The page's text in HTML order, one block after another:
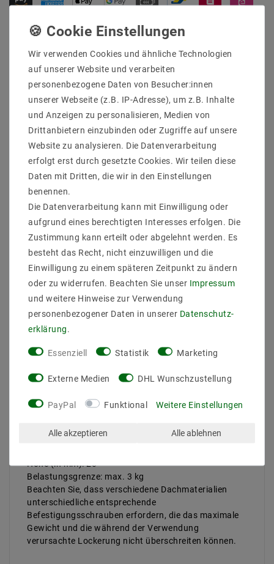
Sicher
Schnelle
Kostenlose
0203-928-789-63
Beschreibung
Weitere Infos
Weitere Details
Informationen zur Produktsicherheit
EAN: 4059267021408
Modell: EC857
Ausführung: Kabelzubehör Distanzabhänger für
Pendelleuchten
Form: rund
Material: Kunststoff
Länge (in mm): 25
Höhe (in mm): 20
Belastungsgrenze: max. 3 kg
Beachten Sie, dass verschiedene Dachmaterialien
unterschiedliche entsprechende
Befestigungsschrauben erfordern, die das maximale
Gewicht und die während der Verwendung
verursachte Lockerung nicht überschreiten können.
Wir verwenden Cookies und ähnliche Technologien
auf unserer Website und verarbeiten
personenbezogene Daten von Besucher:innen
unserer Webseite (z.B. IP-Adresse), um z.B. Inhalte
und Anzeigen zu personalisieren, Medien von
Drittanbietern einzubinden oder Zugriffe auf unsere
Website zu analysieren. Die Datenverarbeitung
erfolgt erst durch gesetzte Cookies. Wir teilen diese
Daten mit Dritten, die wir in den Einstellungen
benennen.
Die Datenverarbeitung kann mit Einwilligung oder
aufgrund eines berechtigten Interesses erfolgen. Die
Zustimmung kann erteilt oder abgelehnt werden. Es
besteht das Recht, nicht einzuwilligen und die
Einwilligung zu einem späteren Zeitpunkt zu ändern
oder zu widerrufen. Beachten Sie unser Impressum
und weitere Hinweise zur Verwendung
personenbezogener Daten in unserer Daten­schutz­
erklärung
Essenziell Statistik Marketing
Externe Medien DHL Wunschzustellung
PayPal Funktional Weitere Einstellungen
Alle akzeptieren Alle ablehnen